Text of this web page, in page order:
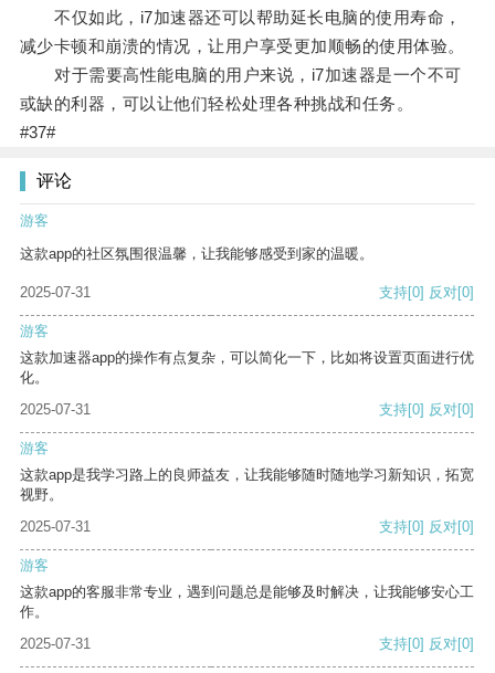
不仅如此，i7加速器还可以帮助延长电脑的使用寿命，
减少卡顿和崩溃的情况，让用户享受更加顺畅的使用体验。
对于需要高性能电脑的用户来说，i7加速器是一个不可
或缺的利器，可以让他们轻松处理各种挑战和任务。
#37#
评论
游客
这款app的社区氛围很温馨，让我能够感受到家的温暖。
2025-07-31 支持[0] 反对[0]
游客
这款加速器app的操作有点复杂，可以简化一下，比如将设置页面进行优
化。
2025-07-31
支持[0] 反对[0]
游客
这款app是我学习路上的良师益友，让我能够随时随地学习新知识，拓宽
视野。
2025-07-31
支持[0] 反对[0]
游客
这款app的客服非常专业，遇到问题总是能够及时解决，让我能够安心工
作。
2025-07-31
支持[0] 反对[0]